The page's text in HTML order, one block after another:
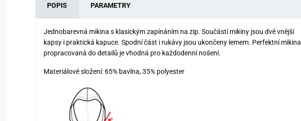
POPIS PARAMETRY
Jednobarevná mikina s klasickým zapínáním na zip. Součástí mikiny jsou dvě vnější
kapsy i praktická kapuce. Spodní část i rukávy jsou ukončeny lemem. Perfektní mikina
propracovaná do detailů je vhodná pro každodenní nošení.
Materiálové složení: 65% bavlna, 35% polyester